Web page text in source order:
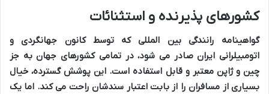
کشورهای پذیرنده و استثنائات
گواهینامه رانندگی بین المللی که توسط کانون جهانگردی و
اتومبیلرانی ایران صادر می شود، درتمامی کشورهای جهان به جز
چین و ژاپن معتبر و قابل استفاده است. این پوشش گسترده، خیال
بسیاری از مسافران را از بابت اعتبار سندشان راحت می کند. اما یک